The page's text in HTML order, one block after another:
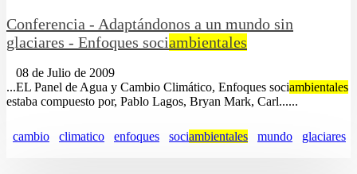
Conferencia - Adaptándonos a un mundo sin
glaciares - Enfoques sociambientales
08 de Julio de 2009
...EL Panel de Agua y Cambio Climático, Enfoques sociambientales
estaba compuesto por, Pablo Lagos, Bryan Mark, Carl......
cambio climatico enfoques sociambientales mundo glaciares